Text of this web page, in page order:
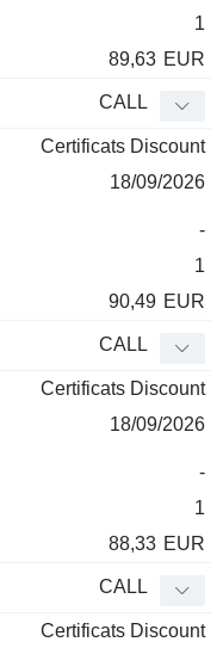
1
89,63 EUR
CALL
Certificats Discount
18/09/2026
-
1
90,49 EUR
CALL
Certificats Discount
18/09/2026
-
1
88,33 EUR
CALL
Certificats Discount